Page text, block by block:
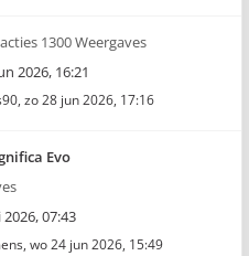
1300 Weergaves
2026, 16:21
, zo 28 jun 2026, 17:16
Evo
07:43
, wo 24 jun 2026, 15:49